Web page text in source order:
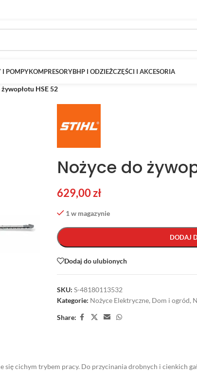
I POMPYKOMPRESORYBHP I ODZIEŻCZĘŚCI I AKCESORIA
HSE 52
Nożyce do
629,00zł
1 w magazynie
DODAJ
Dodaj do ulubionych
SKU: S-48180113532
Kategorie: Nożyce Elektryczne, Dom i ogród,
Share:
cichym trybem pracy. Do przycinania drobnych i cienkich